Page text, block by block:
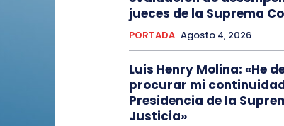
jueces de la Suprema
PORTADA Agosto 4, 2026
Luis Henry Molina: «He
procurar mi
Presidencia de la
Justicia»